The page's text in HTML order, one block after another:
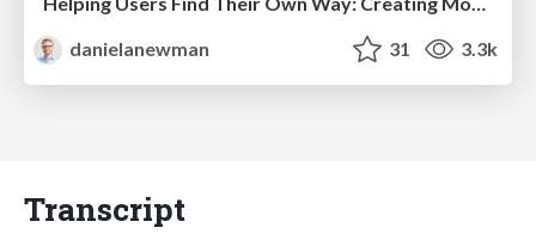
danielanewman
31 3.3k
Transcript